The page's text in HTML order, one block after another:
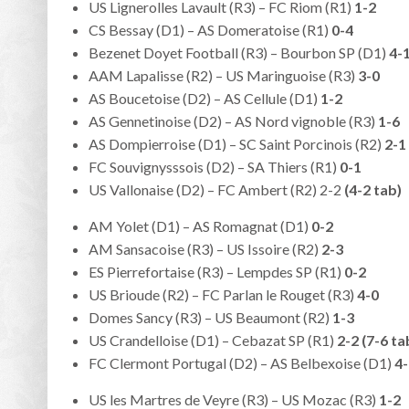
US Lignerolles Lavault (R3) – FC Riom (R1) 1-2
CS Bessay (D1) – AS Domeratoise (R1) 0-4
Bezenet Doyet Football (R3) – Bourbon SP (D1) 4-1
AAM Lapalisse (R2) – US Maringuoise (R3) 3-0
AS Boucetoise (D2) – AS Cellule (D1) 1-2
AS Gennetinoise (D2) – AS Nord vignoble (R3) 1-6
AS Dompierroise (D1) – SC Saint Porcinois (R2) 2-1
FC Souvignysssois (D2) – SA Thiers (R1) 0-1
US Vallonaise (D2) – FC Ambert (R2) 2-2 (4-2 tab)
AM Yolet (D1) – AS Romagnat (D1) 0-2
AM Sansacoise (R3) – US Issoire (R2) 2-3
ES Pierrefortaise (R3) – Lempdes SP (R1) 0-2
US Brioude (R2) – FC Parlan le Rouget (R3) 4-0
Domes Sancy (R3) – US Beaumont (R2) 1-3
US Crandelloise (D1) – Cebazat SP (R1) 2-2 (7-6
FC Clermont Portugal (D2) – AS Belbexoise (D1)
US les Martres de Veyre (R3) – US Mozac (R3) 1-2